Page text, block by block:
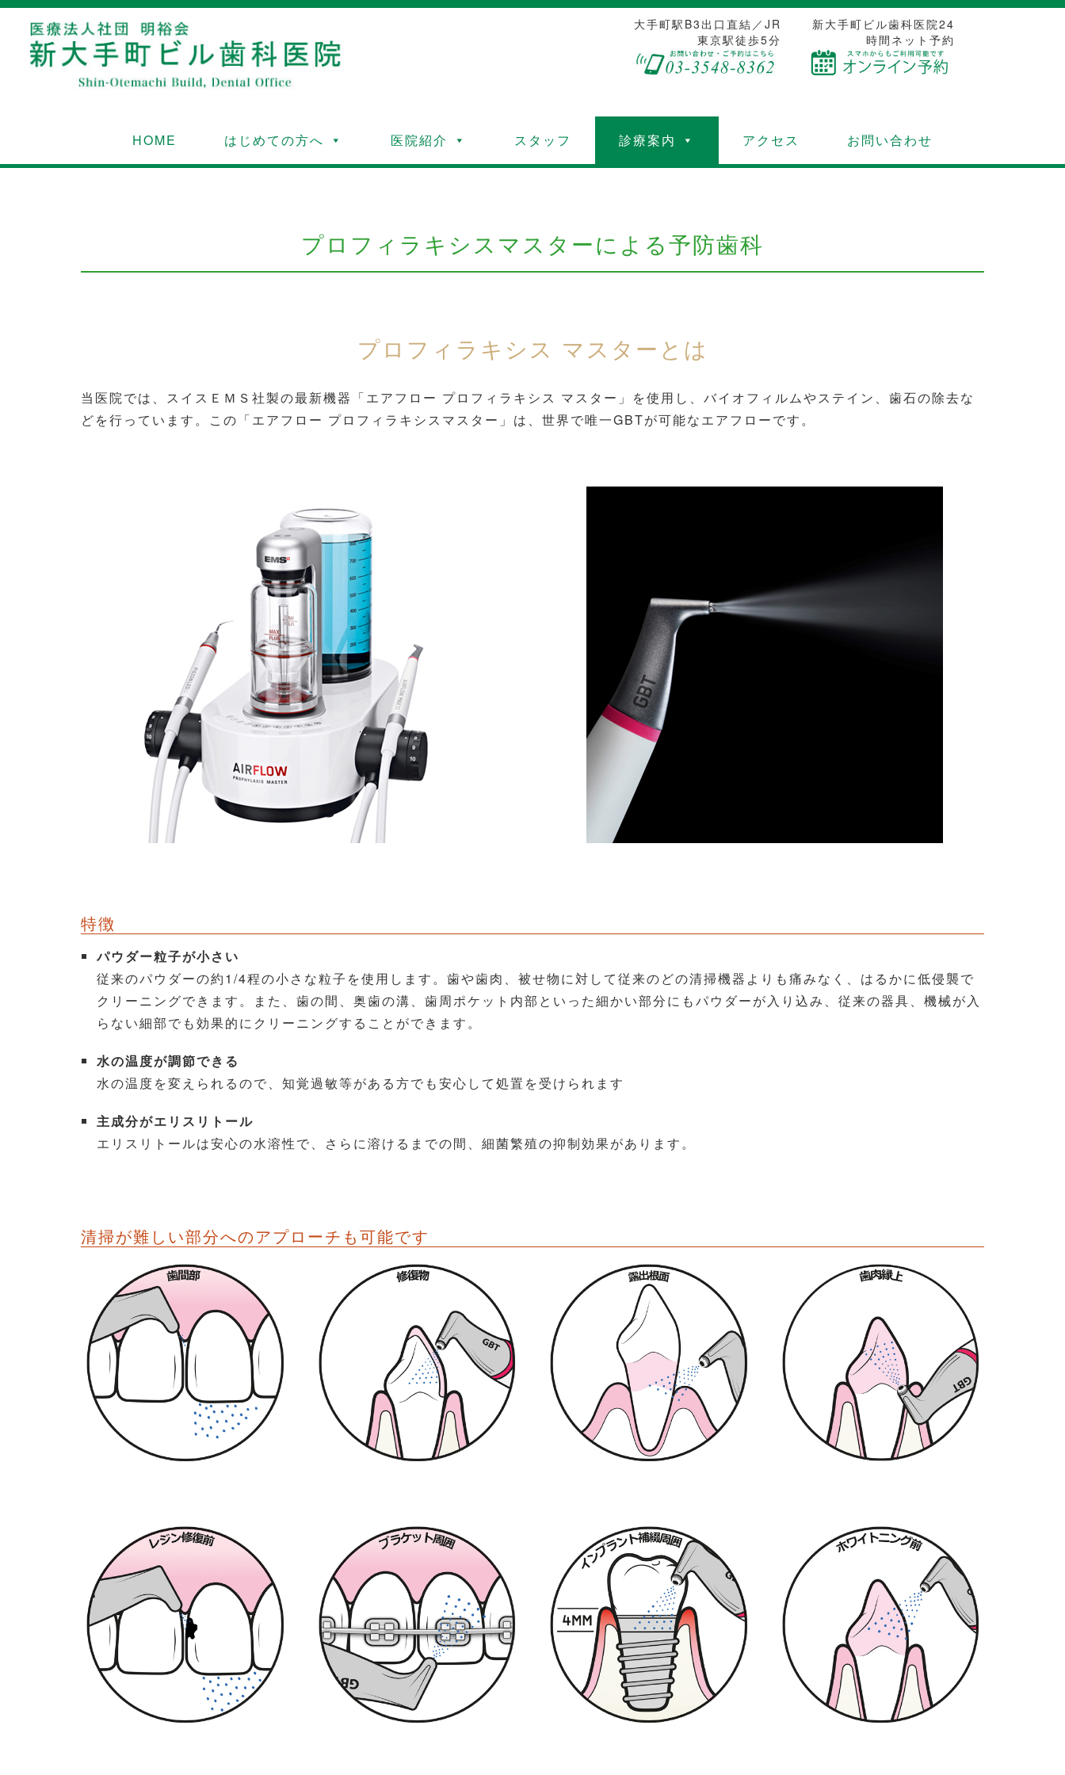
大手町駅B3出口直結／JR
東京駅徒歩5分
新大手町ビル歯科医院24
時間ネット予約
HOME はじめての方へ 医院紹介 スタッフ 診療案内 アクセス お問い合わせ
プロフィラキシスマスターによる予防歯科
プロフィラキシス マスターとは
当医院では、スイスＥＭＳ社製の最新機器「エアフロー プロフィラキシス マスター」を使用し、バイオフィルムやステイン、歯石の除去な
どを行っています。この「エアフロー プロフィラキシスマスター」は、世界で唯一GBTが可能なエアフローです。
特徴
パウダー粒子が小さい
従来のパウダーの約1/4程の小さな粒子を使用します。歯や歯肉、被せ物に対して従来のどの清掃機器よりも痛みなく、はるかに低侵襲で
クリーニングできます。また、歯の間、奥歯の溝、歯周ポケット内部といった細かい部分にもパウダーが入り込み、従来の器具、機械が入
らない細部でも効果的にクリーニングすることができます。
水の温度が調節できる
水の温度を変えられるので、知覚過敏等がある方でも安心して処置を受けられます
主成分がエリスリトール
エリスリトールは安心の水溶性で、さらに溶けるまでの間、細菌繁殖の抑制効果があります。
清掃が難しい部分へのアプローチも可能です